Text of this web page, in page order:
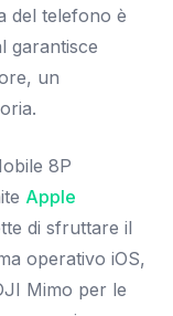
del telefono è
garantisce
un
8P
Apple
di sfruttare il
operativo iOS,
Mimo per le